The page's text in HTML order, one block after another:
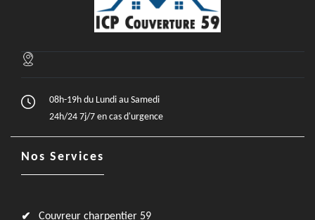
08h-19h du Lundi au Samedi
24h/24 7j/7 en cas d'urgence
Nos Services
Couvreur charpentier 59